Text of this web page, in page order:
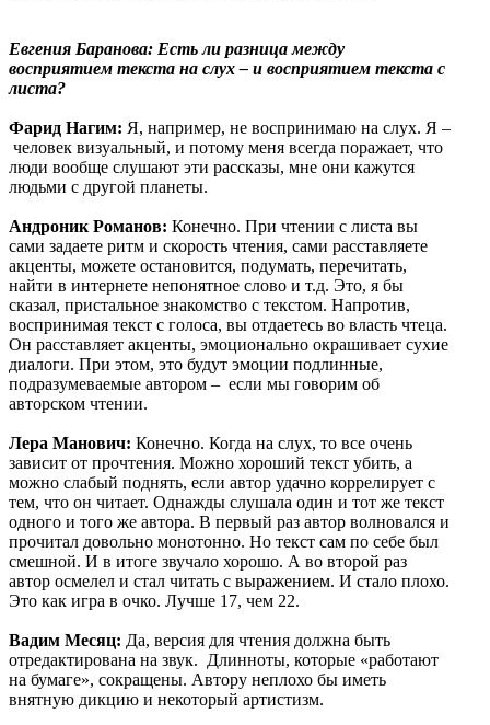
Евгения Баранова: Есть ли разница между
восприятием текста на слух – и восприятием текста с
листа?
Фарид Нагим: Я, например, не воспринимаю на слух. Я –
человек визуальный, и потому меня всегда поражает, что
люди вообще слушают эти рассказы, мне они кажутся
людьми с другой планеты.
Андроник Романов: Конечно. При чтении с листа вы
сами задаете ритм и скорость чтения, сами расставляете
акценты, можете остановится, подумать, перечитать,
найти в интернете непонятное слово и т.д. Это, я бы
сказал, пристальное знакомство с текстом. Напротив,
воспринимая текст с голоса, вы отдаетесь во власть чтеца.
Он расставляет акценты, эмоционально окрашивает сухие
диалоги. При этом, это будут эмоции подлинные,
подразумеваемые автором – если мы говорим об
авторском чтении.
Лера Манович: Конечно. Когда на слух, то все очень
зависит от прочтения. Можно хороший текст убить, а
можно слабый поднять, если автор удачно коррелирует с
тем, что он читает. Однажды слушала один и тот же текст
одного и того же автора. В первый раз автор волновался и
прочитал довольно монотонно. Но текст сам по себе был
смешной. И в итоге звучало хорошо. А во второй раз
автор осмелел и стал читать с выражением. И стало плохо.
Это как игра в очко. Лучше 17, чем 22.
Вадим Месяц: Да, версия для чтения должна быть
отредактирована на звук. Длинноты, которые «работают
на бумаге», сокращены. Автору неплохо бы иметь
внятную дикцию и некоторый артистизм.